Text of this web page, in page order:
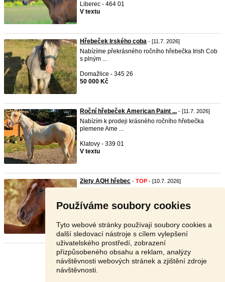
Používáme soubory cookies
Tyto webové stránky používají soubory cookies a
další sledovací nástroje s cílem vylepšení
uživatelského prostředí, zobrazení
přizpůsobeného obsahu a reklam, analýzy
návštěvnosti webových stránek a zjištění zdroje
návštěvnosti.
Liberec - 464 01
V textu
Hřebeček Irského coba - [11.7. 2026]
Nabízíme překrásného ročního hřebečka Irish Cob
s plným ...
Domažlice - 345 26
50 000 Kč
Roční hřebeček American Paint ... - [11.7. 2026]
Nabízím k prodeji krásného ročního hřebečka
plemene Ame ...
Klatovy - 339 01
V textu
2lety AQH hřebec - TOP - [10.7. 2026]
145 000 Kč
Stránka: 1 2 Další